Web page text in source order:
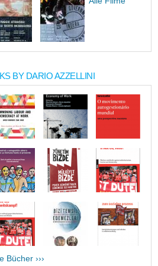
BY DARIO AZZELLINI
Bücher ›››